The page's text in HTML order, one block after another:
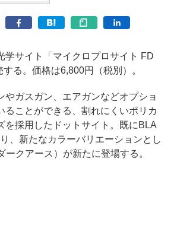
サイト「マイクロプロサイト FD
る。価格は6,800円（税別）。
ガスガン、エアガンなどオプショ
ることができる、割れにくいポリカ
を採用したドットサイト。既にBLA
、新たなカラーバリエーションとし
ークアース）が新たに登場する。